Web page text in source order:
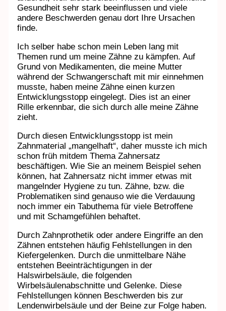
Gesundheit sehr stark beeinflussen und viele
andere Beschwerden genau dort Ihre Ursachen
finde.
Ich selber habe schon mein Leben lang mit
Themen rund um meine Zähne zu kämpfen. Auf
Grund von Medikamenten, die meine Mutter
während der Schwangerschaft mit mir einnehmen
musste, haben meine Zähne einen kurzen
Entwicklungsstopp eingelegt. Dies ist an einer
Rille erkennbar, die sich durch alle meine Zähne
zieht.
Durch diesen Entwicklungsstopp ist mein
Zahnmaterial „mangelhaft“, daher musste ich mich
schon früh mitdem Thema Zahnersatz
beschäftigen. Wie Sie an meinem Beispiel sehen
können, hat Zahnersatz nicht immer etwas mit
mangelnder Hygiene zu tun. Zähne, bzw. die
Problematiken sind genauso wie die Verdauung
noch immer ein Tabuthema für viele Betroffene
und mit Schamgefühlen behaftet.
Durch Zahnprothetik oder andere Eingriffe an den
Zähnen entstehen häufig Fehlstellungen in den
Kiefergelenken. Durch die unmittelbare Nähe
entstehen Beeinträchtigungen in der
Halswirbelsäule, die folgenden
Wirbelsäulenabschnitte und Gelenke. Diese
Fehlstellungen können Beschwerden bis zur
Lendenwirbelsäule und der Beine zur Folge haben.